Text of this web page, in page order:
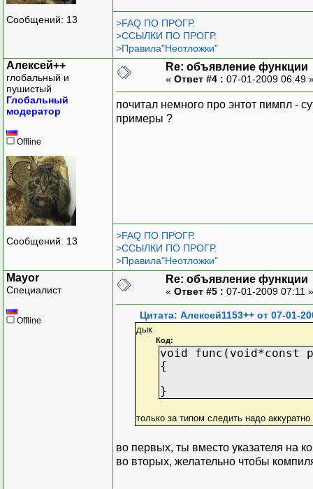
Сообщений: 13
>FAQ ПО ПРОГР.
>ССЫЛКИ ПО ПРОГР.
>Правила"Неотложки"
Алексей++
глобальный и
пушистый
Глобальный
модератор
Offline
Сообщений: 13
Re: объявление функции
« Ответ #4 : 07-01-2009 06:49
почитал немного про энтот пимпл -
примеры ?
>FAQ ПО ПРОГР.
>ССЫЛКИ ПО ПРОГР.
>Правила"Неотложки"
Mayor
Специалист
Offline
Re: объявление функции
« Ответ #5 : 07-01-2009 07:11
Цитата: Алексей1153++ от 07-01-
дык
Код:
void func(void*const
{
}
только за типом следить надо
во первых, ты вместо указателя на
во вторых, желательно чтобы